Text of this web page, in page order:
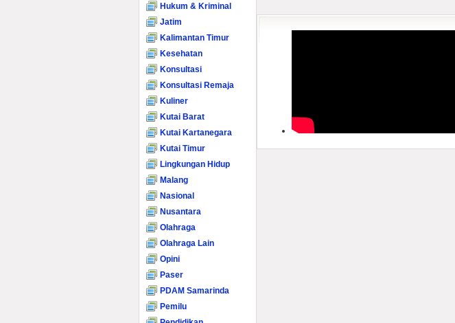
Hukum & Kriminal
Jatim
Kalimantan Timur
Kesehatan
Konsultasi
Konsultasi Remaja
Kuliner
Kutai Barat
Kutai Kartanegara
Kutai Timur
Lingkungan Hidup
Malang
Nasional
Nusantara
Olahraga
Olahraga Lain
Opini
Paser
PDAM Samarinda
Pemilu